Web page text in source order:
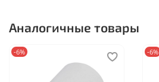
Аналогичные товары
-6% -6%